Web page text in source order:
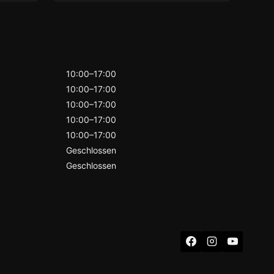
10:00–17:00
10:00–17:00
10:00–17:00
10:00–17:00
10:00–17:00
Geschlossen
Geschlossen